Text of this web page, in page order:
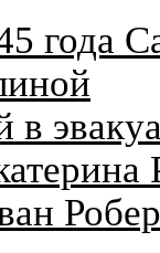
года
в